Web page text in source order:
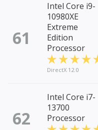
61
Intel Core i9-
10980XE
Extreme
Edition
Processor
DirectX 12.0
62
Intel Core i7-
13700
Processor